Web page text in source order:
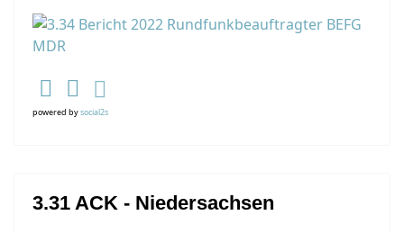
powered bysocial2s
3.31 ACK - Niedersachsen